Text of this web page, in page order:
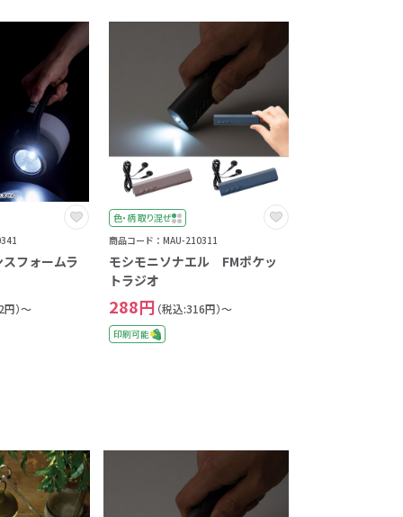
フォームラ
円）～
色・柄 取り混ぜ
商品コード：MAU-210311
モシモニソナエル FMポケッ
トラジオ
288円 （税込:316円）～
印刷可能